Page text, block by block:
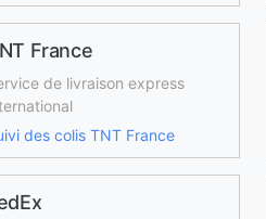
France
de livraison express
des colis TNT France